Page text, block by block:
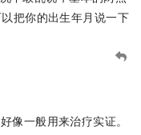
把你的出生年月说一下
像一般用来治疗实证。